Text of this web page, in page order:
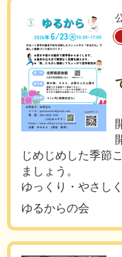
じめじめした季節
ましょう。
ゆっくり・やさし
ゆるからの会